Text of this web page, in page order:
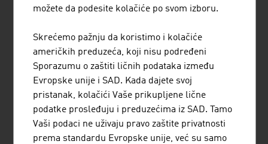
CINEPLEXX KINOBETRIEBE GESELLSCHAFT
M.B.H.
možete da podesite kolačiće po svom izboru.
Skrećemo pažnju da koristimo i kolačiće
američkih preduzeća, koji nisu podređeni
Sporazumu o zaštiti ličnih podataka između
Evropske unije i SAD. Kada dajete svoj
pristanak, kolačići Vaše prikupljene lične
podatke prosleđuju i preduzećima iz SAD. Tamo
Vaši podaci ne uživaju pravo zaštite privatnosti
prema standardu Evropske unije, već su samo